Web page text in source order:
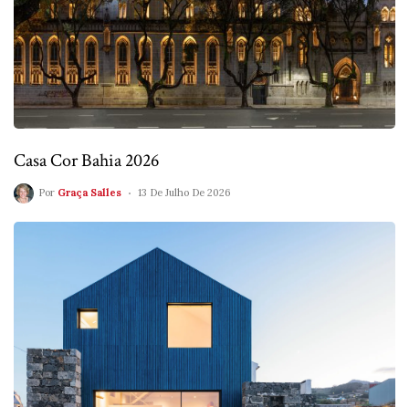
Casa Cor Bahia 2026
Por Graça Salles 13 De Julho De 2026